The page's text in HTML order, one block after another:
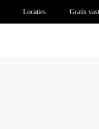
Locaties Gratis